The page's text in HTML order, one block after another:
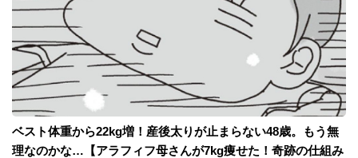
ベスト体重から22kg増！産後太りが止まらない48歳。もう無
理なのかな…【アラフィフ母さんが7kg痩せた！奇跡の仕組み